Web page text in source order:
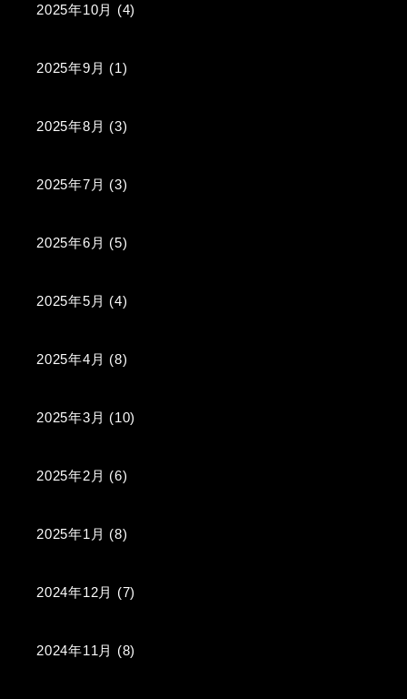
2025年10月 (4)
2025年9月 (1)
2025年8月 (3)
2025年7月 (3)
2025年6月 (5)
2025年5月 (4)
2025年4月 (8)
2025年3月 (10)
2025年2月 (6)
2025年1月 (8)
2024年12月 (7)
2024年11月 (8)